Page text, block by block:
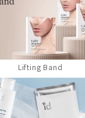
Lifting Band